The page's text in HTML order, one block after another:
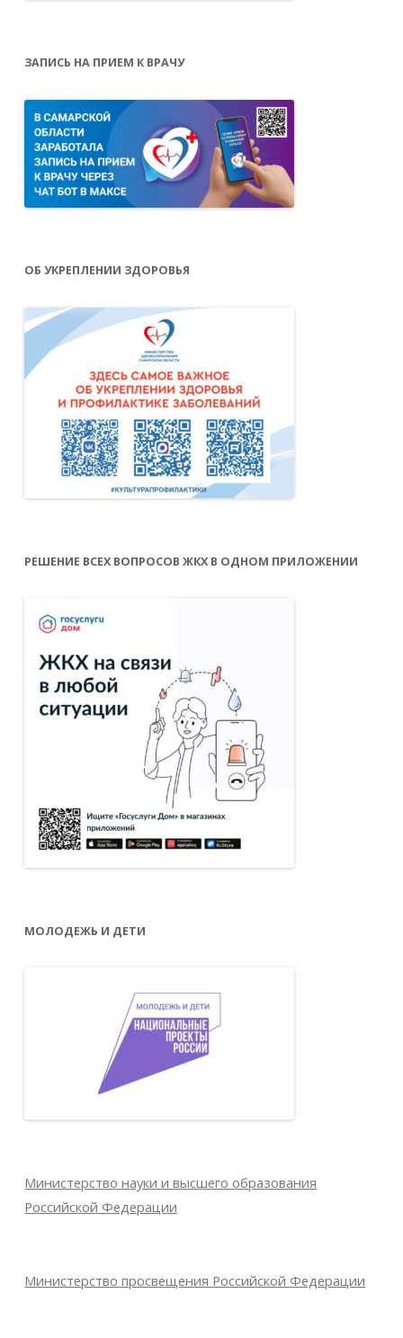
ЗАПИСЬ НА ПРИЕМ К ВРАЧУ
ОБ УКРЕПЛЕНИИ ЗДОРОВЬЯ
РЕШЕНИЕ ВСЕХ ВОПРОСОВ ЖКХ В ОДНОМ ПРИЛОЖЕНИИ
МОЛОДЕЖЬ И ДЕТИ
Министерство науки и высшего образования
Российской Федерации
Министерство просвещения Российской Федерации